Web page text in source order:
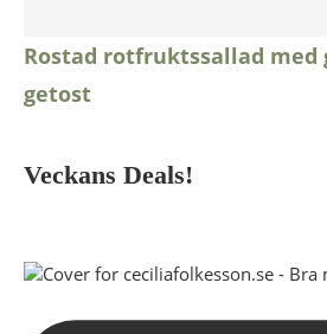
Rostad rotfruktssallad med
getost
Veckans Deals!